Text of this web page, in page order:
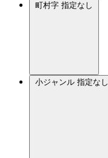
町村字 指定なし
小ジャンル 指定なし